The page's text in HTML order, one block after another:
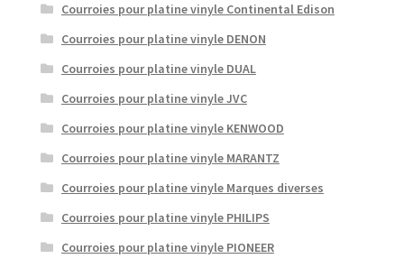
Courroies pour platine vinyle Continental Edison
Courroies pour platine vinyle DENON
Courroies pour platine vinyle DUAL
Courroies pour platine vinyle JVC
Courroies pour platine vinyle KENWOOD
Courroies pour platine vinyle MARANTZ
Courroies pour platine vinyle Marques diverses
Courroies pour platine vinyle PHILIPS
Courroies pour platine vinyle PIONEER